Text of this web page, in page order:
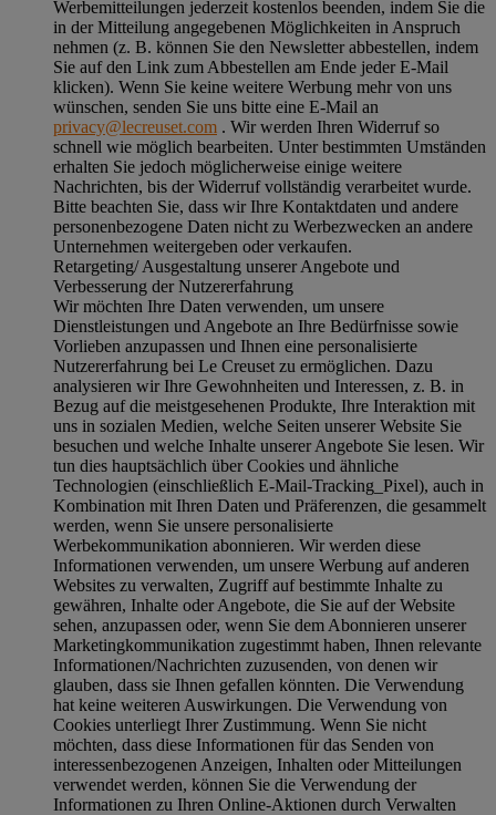
Werbemitteilungen jederzeit kostenlos beenden, indem Sie die
in der Mitteilung angegebenen Möglichkeiten in Anspruch
nehmen (z. B. können Sie den Newsletter abbestellen, indem
Sie auf den Link zum Abbestellen am Ende jeder E-Mail
klicken). Wenn Sie keine weitere Werbung mehr von uns
wünschen, senden Sie uns bitte eine E-Mail an
privacy@lecreuset.com . Wir werden Ihren Widerruf so
schnell wie möglich bearbeiten. Unter bestimmten Umständen
erhalten Sie jedoch möglicherweise einige weitere
Nachrichten, bis der Widerruf vollständig verarbeitet wurde.
Bitte beachten Sie, dass wir Ihre Kontaktdaten und andere
personenbezogene Daten nicht zu Werbezwecken an andere
Unternehmen weitergeben oder verkaufen.
Retargeting/ Ausgestaltung unserer Angebote und
Verbesserung der Nutzererfahrung
Wir möchten Ihre Daten verwenden, um unsere
Dienstleistungen und Angebote an Ihre Bedürfnisse sowie
Vorlieben anzupassen und Ihnen eine personalisierte
Nutzererfahrung bei Le Creuset zu ermöglichen. Dazu
analysieren wir Ihre Gewohnheiten und Interessen, z. B. in
Bezug auf die meistgesehenen Produkte, Ihre Interaktion mit
uns in sozialen Medien, welche Seiten unserer Website Sie
besuchen und welche Inhalte unserer Angebote Sie lesen. Wir
tun dies hauptsächlich über Cookies und ähnliche
Technologien (einschließlich E-Mail-Tracking_Pixel), auch in
Kombination mit Ihren Daten und Präferenzen, die gesammelt
werden, wenn Sie unsere personalisierte
Werbekommunikation abonnieren. Wir werden diese
Informationen verwenden, um unsere Werbung auf anderen
Websites zu verwalten, Zugriff auf bestimmte Inhalte zu
gewähren, Inhalte oder Angebote, die Sie auf der Website
sehen, anzupassen oder, wenn Sie dem Abonnieren unserer
Marketingkommunikation zugestimmt haben, Ihnen relevante
Informationen/Nachrichten zuzusenden, von denen wir
glauben, dass sie Ihnen gefallen könnten. Die Verwendung
hat keine weiteren Auswirkungen. Die Verwendung von
Cookies unterliegt Ihrer Zustimmung. Wenn Sie nicht
möchten, dass diese Informationen für das Senden von
interessenbezogenen Anzeigen, Inhalten oder Mitteilungen
verwendet werden, können Sie die Verwendung der
Informationen zu Ihren Online-Aktionen durch Verwalten